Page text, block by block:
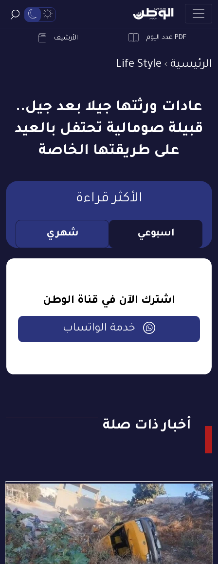
PDF عدد اليوم الأرشيف
الرئيسية Life Style
عادات ورثتها جيلا بعد جيل..
قبيلة صومالية تحتفل بالعيد
على طريقتها الخاصة
الأكثر قراءة
اسبوعي شهري
اشترك الآن في قناة الوطن
خدمة الواتساب
أخبار ذات صلة